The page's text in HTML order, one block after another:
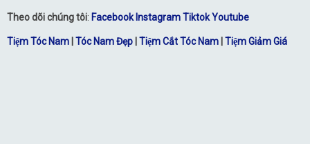
Theo dõi chúng tôi: Facebook InstagramTiktokYoutube
Tiệm Tóc Nam Tóc Nam Đẹp Tiệm Cắt Tóc Nam Tiệm Giảm Giá